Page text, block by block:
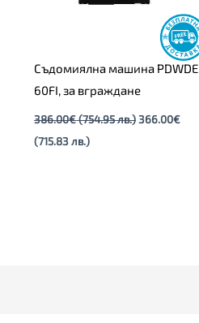
Съдомиялна машина PDWDE
60FI, за вграждане
386.00€(754.95 лв.)366.00€
(715.83 лв.)